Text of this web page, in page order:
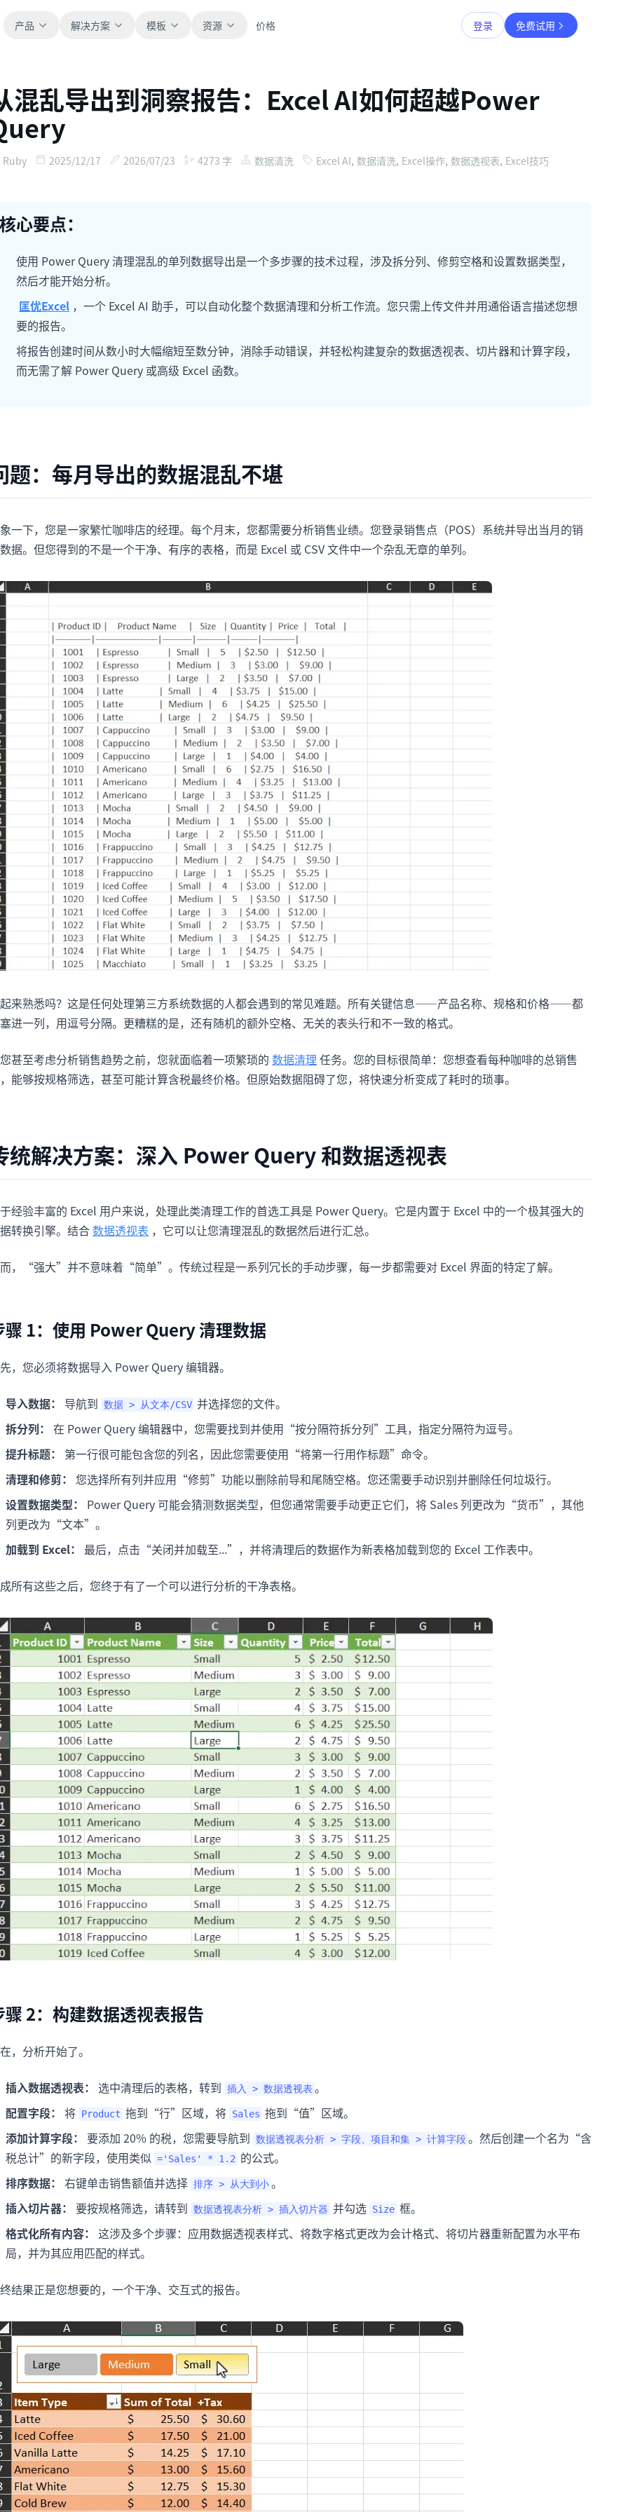
产品 解决方案 模板
全部
浏览全部可直接使用的表格模板。
财务
销售
支持销售管道、目标、预测和营收跟踪。
分析
资源
博客
获取产品更新、案例和工作流灵感。
新手指南
提示词库
价格 登录 免费试用
混乱导出到洞察报告：Excel AI如何超越Power
Ruby 2025/12/17 2026/07/23 4273 字 数据清洗 Excel AI, 数据清洗, Excel操作, 数据透视表, Excel技巧
核心要点：
使用 Power Query 清理混乱的单列数据导出是一个多步骤的技术过程，涉及拆分列、修剪空格和设置数据类型，
然后才能开始分析。
匡优Excel ，一个 Excel AI 助手，可以自动化整个数据清理和分析工作流。您只需上传文件并用通俗语言描述您想
要的报告。
将报告创建时间从数小时大幅缩短至数分钟，消除手动错误，并轻松构建复杂的数据透视表、切片器和计算字段，
而无需了解 Power Query 或高级 Excel 函数。
题：每月导出的数据混乱不堪
一下，您是一家繁忙咖啡店的经理。每个月末，您都需要分析销售业绩。您登录销售点（POS）系统并导出当月的销
据。但您得到的不是一个干净、有序的表格，而是 Excel 或 CSV 文件中一个杂乱无章的单列。
来熟悉吗？这是任何处理第三方系统数据的人都会遇到的常见难题。所有关键信息——产品名称、规格和价格——都
进一列，用逗号分隔。更糟糕的是，还有随机的额外空格、无关的表头行和不一致的格式。
甚至考虑分析销售趋势之前，您就面临着一项繁琐的 数据清理 任务。您的目标很简单：您想查看每种咖啡的总销售
能够按规格筛选，甚至可能计算含税最终价格。但原始数据阻碍了您，将快速分析变成了耗时的琐事。
统解决方案：深入 Power Query 和数据透视表
经验丰富的 Excel 用户来说，处理此类清理工作的首选工具是 Power Query。它是内置于 Excel 中的一个极其强大的
转换引擎。结合数据透视表 ，它可以让您清理混乱的数据然后进行汇总。
，“强大”并不意味着“简单”。传统过程是一系列冗长的手动步骤，每一步都需要对 Excel 界面的特定了解。
骤 1：使用 Power Query 清理数据
，您必须将数据导入 Power Query 编辑器。
导入数据： 导航到 数据 > 从文本/CSV 并选择您的文件。
拆分列： 在 Power Query 编辑器中，您需要找到并使用“按分隔符拆分列”工具，指定分隔符为逗号。
提升标题：
第一行很可能包含您的列名，因此您需要使用“将第一行用作标题”命令。
清理和修剪： 您选择所有列并应用“修剪”功能以删除前导和尾随空格。您还需要手动识别并删除任何垃圾行。
设置数据类型：
Power Query 可能会猜测数据类型，但您通常需要手动更正它们，将 Sales 列更改为“货币”，其他
列更改为“文本”。
加载到 Excel： 最后，点击“关闭并加载至...”，并将清理后的数据作为新表格加载到您的 Excel 工作表中。
所有这些之后，您终于有了一个可以进行分析的干净表格。
骤 2：构建数据透视表报告
，分析开始了。
插入数据透视表： 选中清理后的表格，转到 插入 > 数据透视表 。
配置字段： 将 Product 拖到“行”区域，将 Sales 拖到“值”区域。
添加计算字段： 要添加 20% 的税，您需要导航到 数据透视表分析 > 字段、项目和集 > 计算字段 。然后创建一个名为“含
税总计”的新字段，使用类似 ='Sales' * 1.2 的公式。
排序数据： 右键单击销售额值并选择 排序 > 从大到小 。
插入切片器： 要按规格筛选，请转到 数据透视表分析 > 插入切片器 并勾选 Size 框。
格式化所有内容： 这涉及多个步骤：应用数据透视表样式、将数字格式更改为会计格式、将切片器重新配置为水平布
局，并为其应用匹配的样式。
结果正是您想要的，一个干净、交互式的报告。